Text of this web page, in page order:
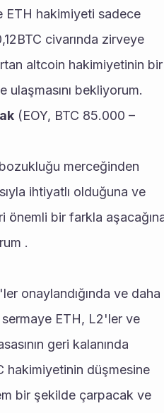
ETH hakimiyeti sadece
civarında zirveye
altcoin hakimiyetinin bir
bekliyorum.
(EOY, BTC 85.000 –
merceğinden
ihtiyatlı olduğuna ve
bir farkla
.
onaylandığında ve daha
sermaye ETH, L2'ler ve
geri kalanında
hakimiyetinin düşmesine
bir şekilde çarpacak ve